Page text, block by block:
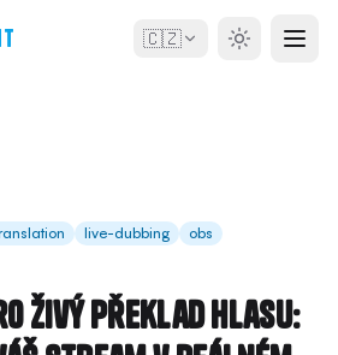
🇨🇿
live-dubbing
obs
živý překlad hlasu: